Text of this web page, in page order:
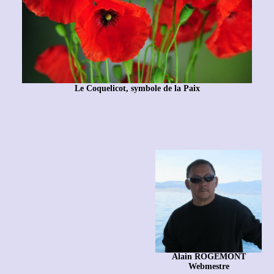
Le Coquelicot, symbole de la Paix
Alain ROGEMONT
Webmestre